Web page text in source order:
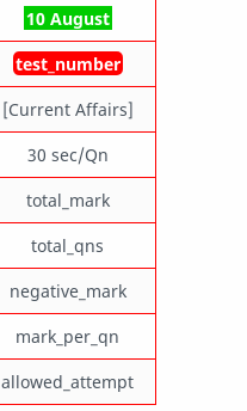
10 August
test_number
[Current Affairs]
30 sec/Qn
total_mark
total_qns
negative_mark
mark_per_qn
allowed_attempt